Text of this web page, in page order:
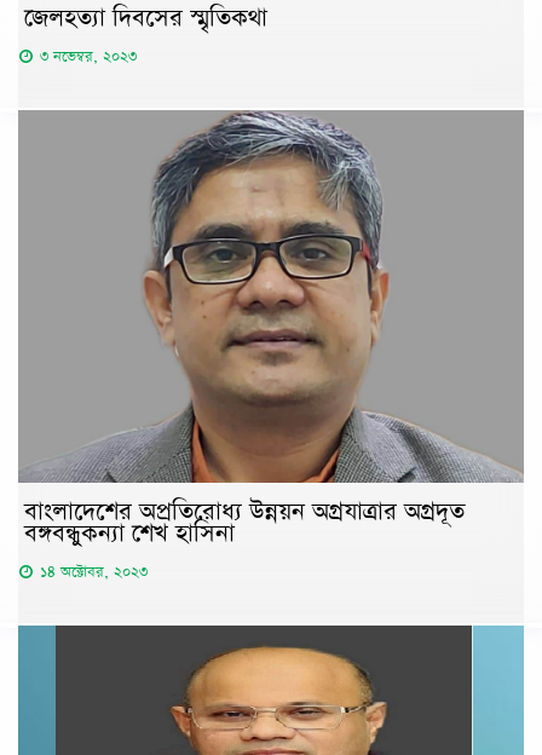
জেলহত্যা দিবসের স্মৃতিকথা
৩ নভেম্বর, ২০২৩
বাংলাদেশের অপ্রতিরোধ্য উন্নয়ন অগ্রযাত্রার অগ্রদূত
বঙ্গবন্ধুকন্যা শেখ হাসিনা
১৪ অক্টোবর, ২০২৩